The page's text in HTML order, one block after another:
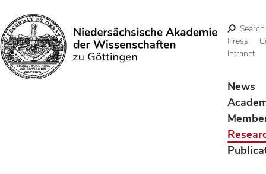
Search
Search
Press
Intranet
News